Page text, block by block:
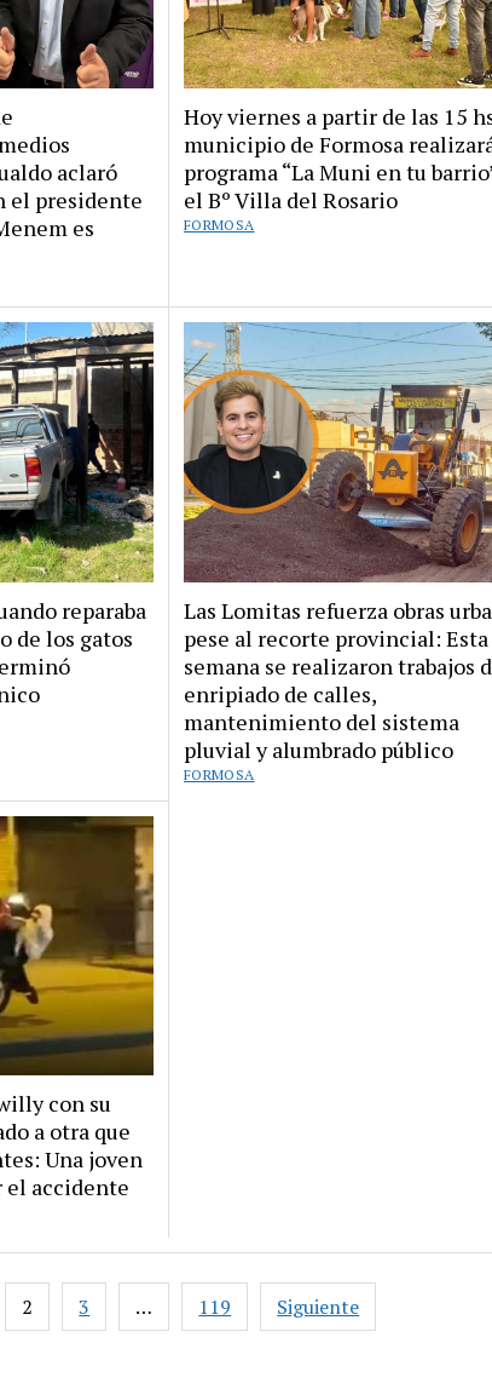
aclaró
el presidente
es
Hoy viernes a partir de las 15
municipio de Formosa
programa “La Muni en tu
el Bº Villa del Rosario
FORMOSA
reparaba
de los gatos
Las Lomitas refuerza obras
pese al recorte provincial: Esta
semana se realizaron trabajos
enripiado de calles,
mantenimiento del sistema
pluvial y alumbrado público
FORMOSA
con su
a otra que
Una joven
accidente
2 3 … 119 Siguiente